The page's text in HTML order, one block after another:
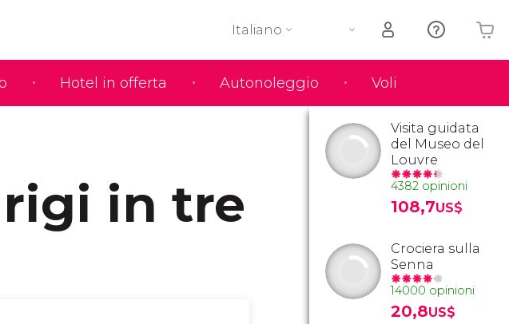
Hotel in offerta Autonoleggio Voli
Italiano
Il tuo carrello è vuoto
in tre
Visita guidata
del Museo del
Louvre
4382 opinioni
108,7US$
Crociera sulla
Senna
14000 opinioni
20,8US$